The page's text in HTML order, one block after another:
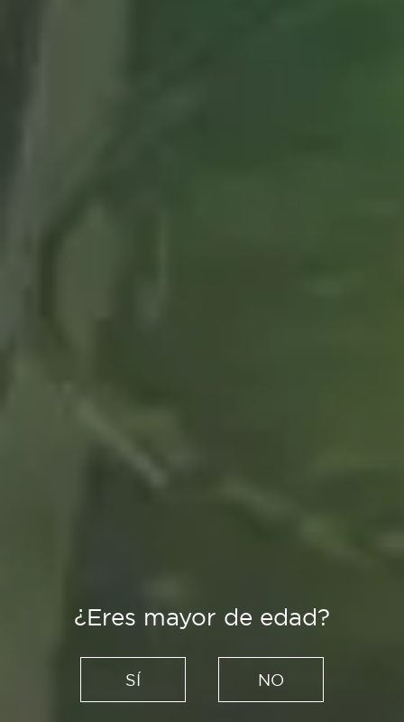
¿Eres mayor de edad?
SÍ NO
Ray Musgo: artesanía,
sostenibilidad y diseño a tus